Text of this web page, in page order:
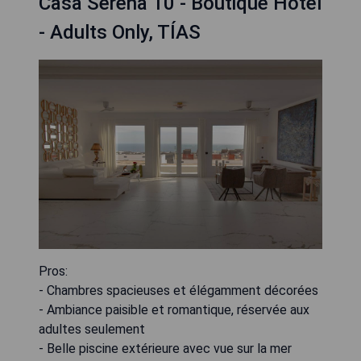
- Adults Only, TÍAS
Pros:
- Chambres spacieuses et élégamment décorées
- Ambiance paisible et romantique, réservée aux
adultes seulement
- Belle piscine extérieure avec vue sur la mer